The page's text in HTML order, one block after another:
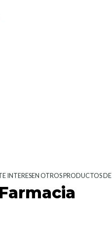
INTERESEN OTROS PRODUCTOS DE
Farmacia